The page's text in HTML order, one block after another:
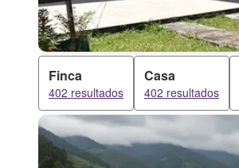
Finca
402 resultados
Casa
402 resultados